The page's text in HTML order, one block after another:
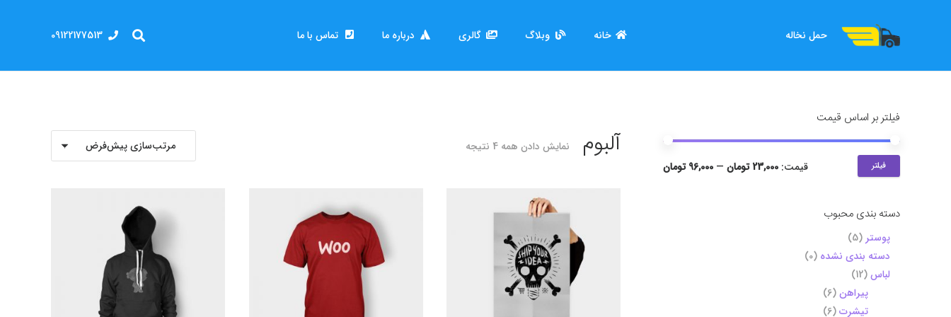
حمل نخاله خانه وبلاگ گالری درباره ما تماس با ما 09122177513
آلبوم نمایش دادن همه 4 نتیجه
فیلتر بر اساس قیمت
فیلتر قیمت: 23,000 تومان — 96,000 تومان
دسته بندی محبوب
پوستر (5)
دسته بندی نشده (0)
لباس(12)
پیراهن(6)
تیشرت(6)